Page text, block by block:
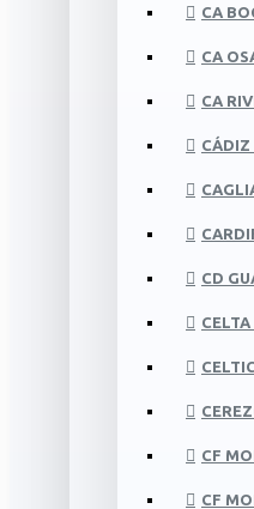
CA
CA
CA
CÁDIZ
CD
CELTIC
CF
CF